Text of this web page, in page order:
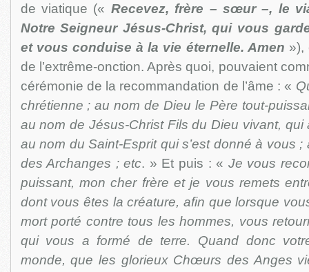
de viatique (« Recevez, frère – sœur –, le
Notre Seigneur Jésus-Christ, qui vous
et vous conduise à la vie éternelle. Amen »),
de l’extrême-onction. Après quoi, pouvaient
cérémonie de la recommandation de l’âme : «
chrétienne ; au nom de Dieu le Père tout-
au nom de Jésus-Christ Fils du Dieu vivant, qui
au nom du Saint-Esprit qui s’est donné à vous
des Archanges ; etc. » Et puis : « Je vous
puissant, mon cher frère et je vous remets
dont vous êtes la créature, afin que lorsque
mort porté contre tous les hommes, vous
qui vous a formé de terre. Quand donc
monde, que les glorieux Chœurs des Anges